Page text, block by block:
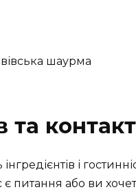
та
і
питання або ви